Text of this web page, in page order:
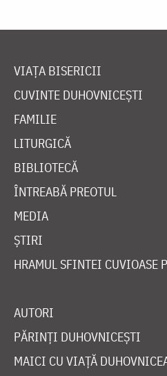
VIAȚA BISERICII
CUVINTE DUHOVNICEȘTI
FAMILIE
LITURGICĂ
BIBLIOTECĂ
ÎNTREABĂ PREOTUL
MEDIA
ȘTIRI
HRAMUL SFINTEI CUVIOASE
AUTORI
PĂRINȚI DUHOVNICEȘTI
MAICI CU VIAȚĂ